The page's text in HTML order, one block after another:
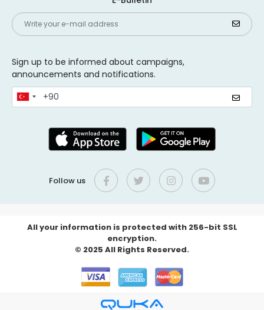
Sign up to be informed about campaigns,
announcements and notifications.
Follow us
All your information is protected with 256-bit SSL
encryption.
© 2025 All Rights Reserved.